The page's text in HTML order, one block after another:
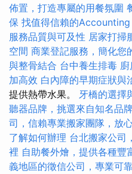
佈置，打造專屬的用餐氛圍
保 找值得信賴的
服務品質與可及性 居家打掃
空間 商業登記服務，簡化您
與整骨結合 台中養生排毒
加高效 白內障的早期症狀與
提供熱帶水果。 牙橋的選擇
聽器品牌，挑選來自知名品
司，信賴專業搬家團隊，放
了解如何辦理 台北搬家公司
裡 自助餐外燴，提供各種豐
義地區的徵信公司，專業可